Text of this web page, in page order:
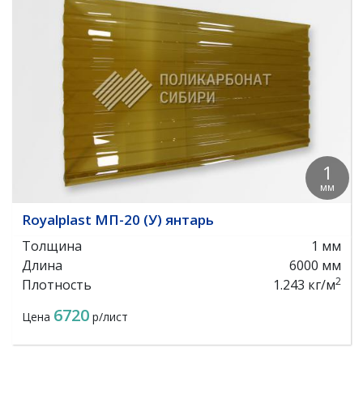
1
мм
Royalplast МП-20 (У) янтарь
Толщина
1 мм
Длина
6000 мм
Плотность
1.243 кг/м2
Цена 6720 р/лист